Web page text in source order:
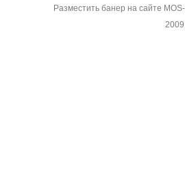
Разместить банер на сайте